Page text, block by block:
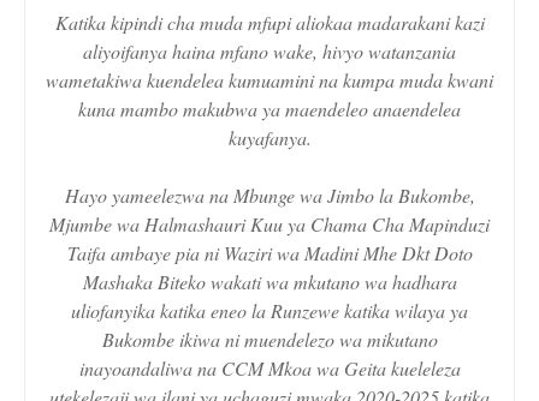
Katika kipindi cha muda mfupi aliokaa madarakani kazi
aliyoifanya haina mfano wake, hivyo watanzania
wametakiwa kuendelea kumuamini na kumpa muda kwani
kuna mambo makubwa ya maendeleo anaendelea
kuyafanya.
Hayo yameelezwa na Mbunge wa Jimbo la Bukombe,
Mjumbe wa Halmashauri Kuu ya Chama Cha Mapinduzi
Taifa ambaye pia ni Waziri wa Madini Mhe Dkt Doto
Mashaka Biteko wakati wa mkutano wa hadhara
uliofanyika katika eneo la Runzewe katika wilaya ya
Bukombe ikiwa ni muendelezo wa mikutano
inayoandaliwa na CCM Mkoa wa Geita kueleleza